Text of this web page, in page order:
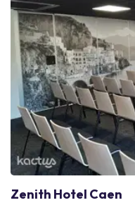
Zenith Hotel Caen